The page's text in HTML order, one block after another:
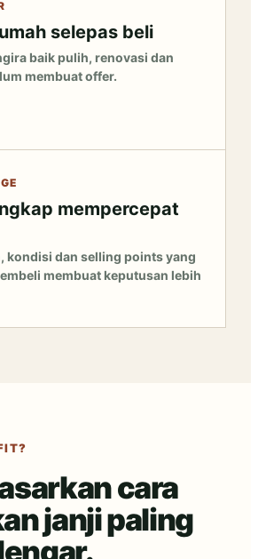
selepas beli
baik pulih, renovasi dan
membuat offer.
mempercepat
kondisi dan selling points yang
membuat keputusan lebih
cara
janji paling